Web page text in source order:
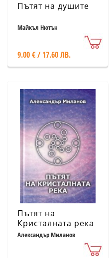
Пътят на душите
Майкъл Нютън
9.00 € / 17.60 ЛВ.
Пътят на
Кристалната река
Александър Миланов